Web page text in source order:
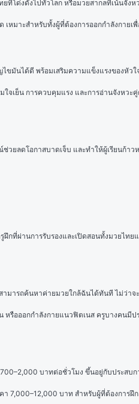
โด่งดังไปทั่วโลก หรือมวยสากลที่เน้นจัง
หมาะสำหรับทั้งผู้ที่ต้องการออกกำลังกาย
มันได้ดี พร้อมเสริมความแข็งแรงของหั
เย็น การควบคุมแรง และการอ่านจังหว
ยลดโอกาสบาดเจ็บ และทำให้ผู้เรียนก้า
ที่ผ่านการรับรองและเปิดสอนทั้งมวยไท
ารถค้นหาค่ายมวยใกล้ฉันได้ทันที ไม่ว่าจ
หรือออกกำลังกายแนวฟิตเนส ครูบางคน
บาทต่อชั่วโมง ขึ้นอยู่กับประสบ
7,000–12,000 บาท สำหรับผู้ที่ต้องกา